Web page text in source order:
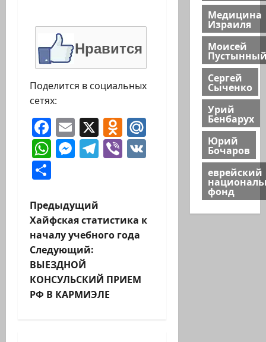
Нравится
Поделится в социальных
сетях:
Facebook
Email
X Odnoklassniki
Mail.Ru
WhatsApp
Messenger
Telegram
Viber
Н
а
в
и
Предыдущий
Хайфская статистика к
началу учебного года
Следующий:
ВЫЕЗДНОЙ
КОНСУЛЬСКИЙ ПРИЕМ
РФ В КАРМИЭЛЕ
Медицина
Израиля
Моисей
Сергей
Сыченко
Урий
Бенбарух
Юрий
Бочаров
еврейский
фонд